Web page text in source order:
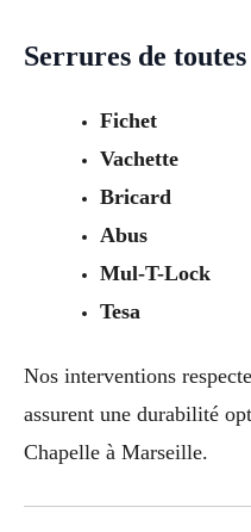
Serrures de
Fichet
Vachette
Bricard
Abus
Mul-T-Lock
Tesa
Nos interventions
assurent une durabilité
Chapelle à Marseille.